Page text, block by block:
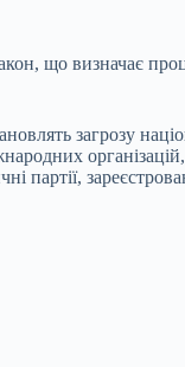
що визначає
загрозу